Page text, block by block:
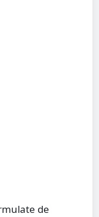
de